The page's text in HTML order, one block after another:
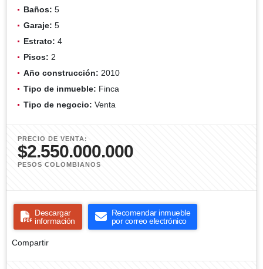
Baños: 5
Garaje: 5
Estrato: 4
Pisos: 2
Año construcción: 2010
Tipo de inmueble: Finca
Tipo de negocio: Venta
PRECIO DE VENTA:
$2.550.000.000
PESOS COLOMBIANOS
Descargar
información
Recomendar inmueble
por correo electrónico
Compartir